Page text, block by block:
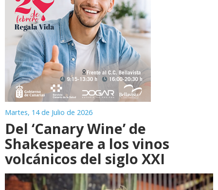
Martes, 14 de Julio de 2026
Del ‘Canary Wine’ de
Shakespeare a los vinos
volcánicos del siglo XXI